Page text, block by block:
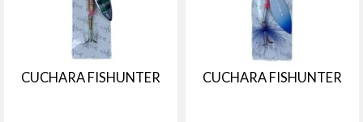
CUCHARA FISHUNTER CUCHARA FISHUNTER